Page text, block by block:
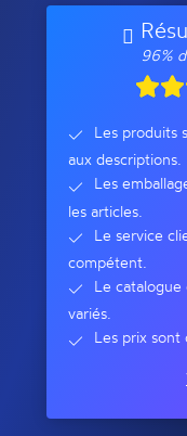
96%
Les produits
aux descriptions.
Les
les articles.
Le service
compétent.
Le
variés.
Les prix sont